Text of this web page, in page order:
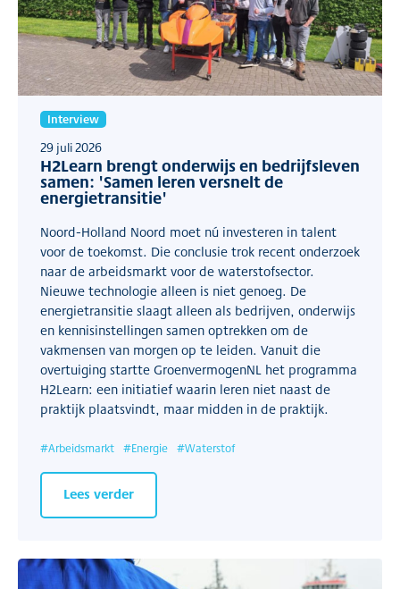
Interview
29 juli 2026
H2Learn brengt onderwijs en bedrijfsleven
samen: 'Samen leren versnelt de
energietransitie'
Noord-Holland Noord moet nú investeren in talent
voor de toekomst. Die conclusie trok recent onderzoek
naar de arbeidsmarkt voor de waterstofsector.
Nieuwe technologie alleen is niet genoeg. De
energietransitie slaagt alleen als bedrijven, onderwijs
en kennisinstellingen samen optrekken om de
vakmensen van morgen op te leiden. Vanuit die
overtuiging startte GroenvermogenNL het programma
H2Learn: een initiatief waarin leren niet naast de
praktijk plaatsvindt, maar midden in de praktijk.
#Arbeidsmarkt #Energie #Waterstof
Lees verder